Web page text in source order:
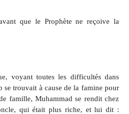
que le Prophète ne reçoive la
voyant toutes les difficultés dans
se trouvait à cause de la famine pour
famille, Muhammad se rendit chez
qui était plus riche, et lui dit :